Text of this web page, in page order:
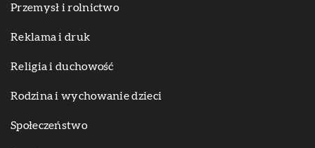
Przemysł i rolnictwo
Reklama i druk
Religia i duchowość
Rodzina i wychowanie dzieci
Społeczeństwo